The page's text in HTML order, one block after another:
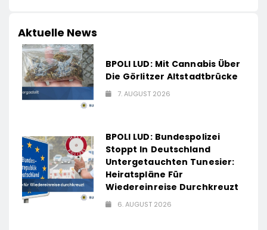
Aktuelle News
BPOLI LUD: Mit Cannabis Über
Die Görlitzer Altstadtbrücke
7. AUGUST 2026
BPOLI LUD: Bundespolizei
Stoppt In Deutschland
Untergetauchten Tunesier:
Heiratspläne Für
Wiedereinreise Durchkreuzt
6. AUGUST 2026